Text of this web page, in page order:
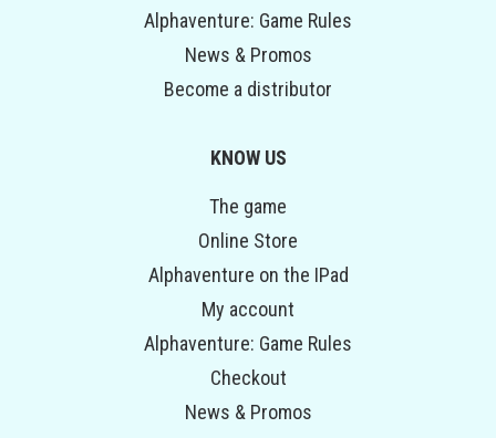
Alphaventure: Game Rules
News & Promos
Become a distributor
KNOW US
The game
Online Store
Alphaventure on the IPad
My account
Alphaventure: Game Rules
Checkout
News & Promos